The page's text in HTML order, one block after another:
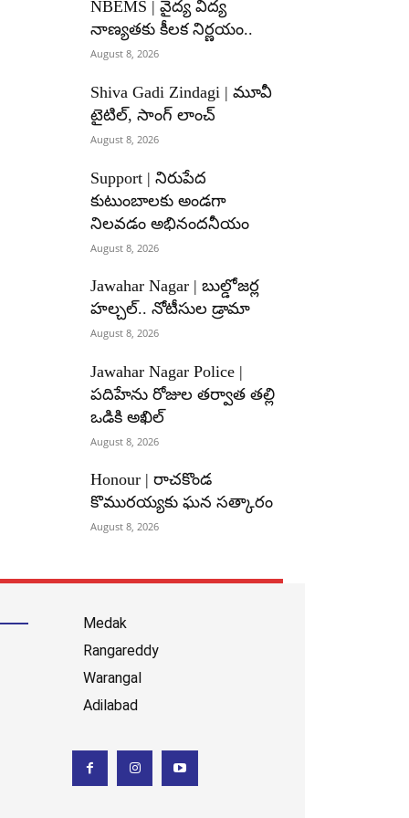
NBEMS | వైద్య విద్య
నాణ్యతకు కీలక నిర్ణయం..
August 8, 2026
Shiva Gadi Zindagi | మూవీ
టైటిల్, సాంగ్ లాంచ్
August 8, 2026
Support | నిరుపేద
కుటుంబాలకు అండగా
నిలవడం అభినందనీయం
August 8, 2026
Jawahar Nagar | బుల్డోజర్ల
హల్చల్.. నోటీసుల డ్రామా
August 8, 2026
Jawahar Nagar Police |
పదిహేను రోజుల తర్వాత తల్లి
ఒడికి అఖిల్
August 8, 2026
Honour | రాచకొండ
కొమురయ్యకు ఘన సత్కారం
August 8, 2026
Medak
Rangareddy
Warangal
Adilabad